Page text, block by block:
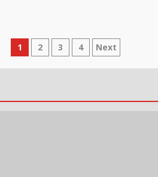
Paginação
de
posts
1 2 3 4 Next